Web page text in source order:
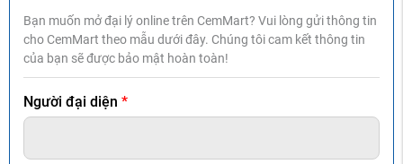
Bạn muốn mở đại lý online trên CemMart? Vui lòng gửi thông tin
cho CemMart theo mẫu dưới đây. Chúng tôi cam kết thông tin
của bạn sẽ được bảo mật hoàn toàn!
Người đại diện *